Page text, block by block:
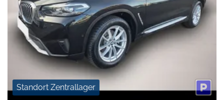
Standort Zentrallager